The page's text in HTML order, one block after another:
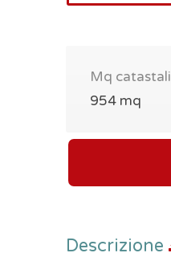
Mq catastali
954 mq
Descrizione